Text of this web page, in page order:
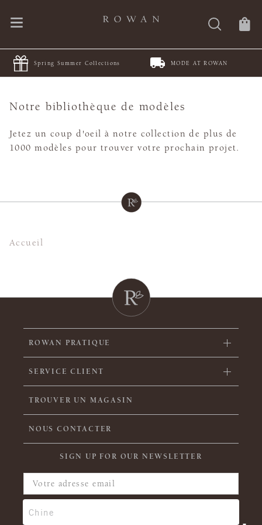
Spring Summer Collections MODE AT ROWAN
Notre bibliothèque de modèles
Jetez un coup d'oeil à notre collection de plus de
1000 modèles pour trouver votre prochain projet.
Accueil
ROWAN PRATIQUE
SERVICE CLIENT
TROUVER UN MAGASIN
NOUS CONTACTER
SIGN UP FOR OUR NEWSLETTER